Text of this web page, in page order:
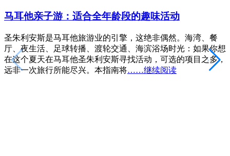
马耳他亲子游：适合全年龄段的趣味活动
圣朱利安斯是马耳他旅游业的引擎，这绝非偶然。海湾、餐
厅、夜生活、足球转播、渡轮交通、海滨浴场时光：如果你想
在这个夏天在马耳他圣朱利安斯寻找活动，可选的项目之多，
远非一次旅行所能尽兴。本指南将……继续阅读